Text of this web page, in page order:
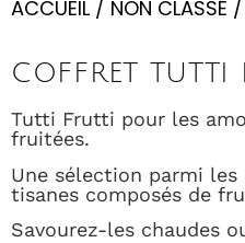
ACCUEIL / NON CLASSÉ /
COFFRET TUTTI
Tutti Frutti pour les
fruitées.
Une sélection parmi
tisanes composés de
Savourez-les chaudes